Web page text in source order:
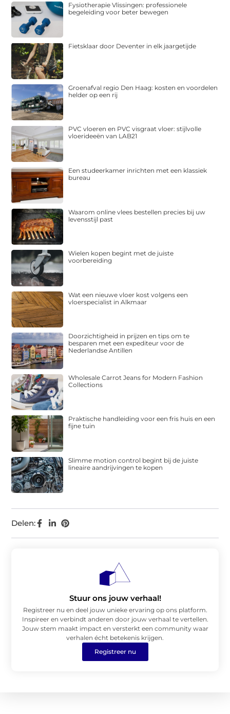
Delen:
Fysiotherapie Vlissingen: professionele
begeleiding voor beter bewegen
Fietsklaar door Deventer in elk jaargetijde
Groenafval regio Den Haag: kosten en voordelen
helder op een rij
PVC vloeren en PVC visgraat vloer: stijlvolle
vloerideeën van LAB21
Een studeerkamer inrichten met een klassiek
bureau
Waarom online vlees bestellen precies bij uw
levensstijl past
Wielen kopen begint met de juiste
voorbereiding
Wat een nieuwe vloer kost volgens een
vloerspecialist in Alkmaar
Doorzichtigheid in prijzen en tips om te
besparen met een expediteur voor de
Nederlandse Antillen
Wholesale Carrot Jeans for Modern Fashion
Collections
Praktische handleiding voor een fris huis en een
fijne tuin
Slimme motion control begint bij de juiste
lineaire aandrijvingen te kopen
Stuur ons jouw verhaal!
Registreer nu en deel jouw unieke ervaring op ons platform.
Inspireer en verbindt anderen door jouw verhaal te vertellen.
Jouw stem maakt impact en versterkt een community waar
verhalen écht betekenis krijgen.
Registreer nu